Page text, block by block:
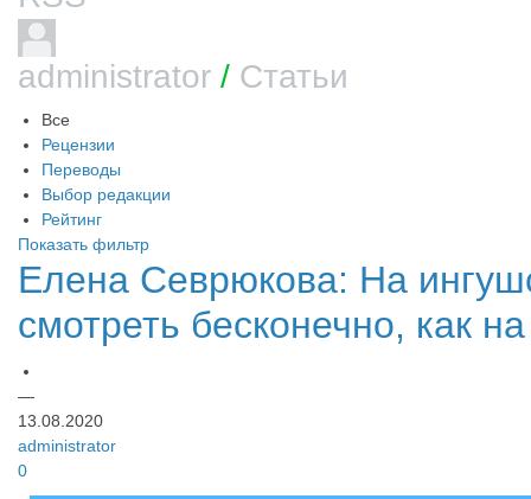
administrator / Статьи
Все
Рецензии
Переводы
Выбор редакции
Рейтинг
Показать фильтр
​Елена Севрюкова: На
смотреть бесконечно, как
—
13.08.2020
administrator
0